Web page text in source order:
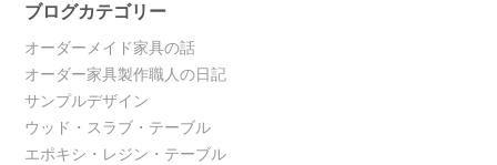
ブログカテゴリー
オーダーメイド家具の話
オーダー家具製作職人の日記
サンプルデザイン
ウッド・スラブ・テーブル
エポキシ・レジン・テーブル